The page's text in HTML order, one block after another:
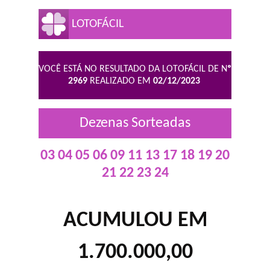
LOTOFÁCIL
VOCÊ ESTÁ NO RESULTADO DA LOTOFÁCIL DE Nº
2969 REALIZADO EM 02/12/2023
Dezenas Sorteadas
03 04 05 06 09 11 13 17 18 19 20
21 22 23 24
ACUMULOU EM
1.700.000,00